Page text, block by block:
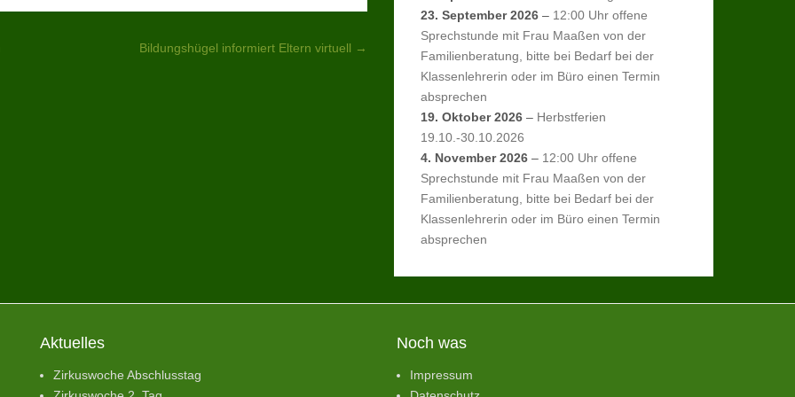
Bildungshügel informiert Eltern virtuell →
23. September 2026 – 12:00 Uhr offene
Sprechstunde mit Frau Maaßen von der
Familienberatung, bitte bei Bedarf bei der
Klassenlehrerin oder im Büro einen Termin
absprechen
19. Oktober 2026 – Herbstferien
19.10.-30.10.2026
4. November 2026 – 12:00 Uhr offene
Sprechstunde mit Frau Maaßen von der
Familienberatung, bitte bei Bedarf bei der
Klassenlehrerin oder im Büro einen Termin
absprechen
Aktuelles
Zirkuswoche Abschlusstag
Noch was
Impressum